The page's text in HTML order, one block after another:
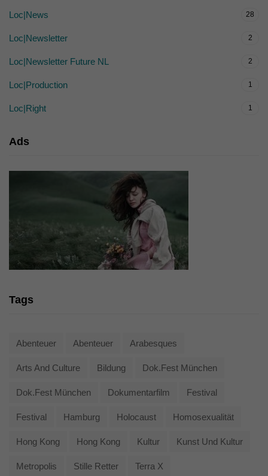
Loc|News 28
Loc|Newsletter 2
Loc|Newsletter Future NL 2
Loc|Production 1
Loc|Right 1
Ads
Tags
Abenteuer Abenteuer Arabesques
Arts And Culture Bildung Dok.fest München
Dok.fest München Dokumentarfilm Festival
Festival Hamburg Holocaust Homosexualität
Hong Kong Hong Kong Kultur Kunst Und Kultur
Metropolis Stille Retter Terra X